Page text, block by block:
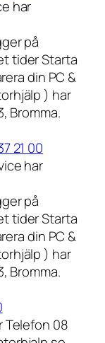
har
på
tider Starta
din PC &
) har
Bromma.
21 00
har
på
tider Starta
din PC &
) har
Bromma.
Telefon 08